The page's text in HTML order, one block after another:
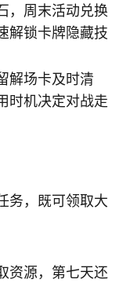
，周末活动兑换
解锁卡牌隐藏技
解场卡及时清
时机决定对战走
务，既可领取大
资源，第七天还